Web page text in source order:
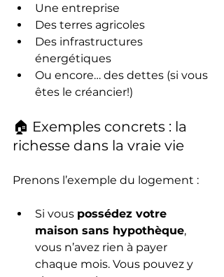
Une entreprise
Des terres agricoles
Des infrastructures
énergétiques
Ou encore… des dettes (si vous
êtes le créancier!)
🏠 Exemples concrets : la
richesse dans la vraie vie
Prenons l’exemple du logement :
Si vous possédez votre
maison sans hypothèque,
vous n’avez rien à payer
chaque mois. Vous pouvez y